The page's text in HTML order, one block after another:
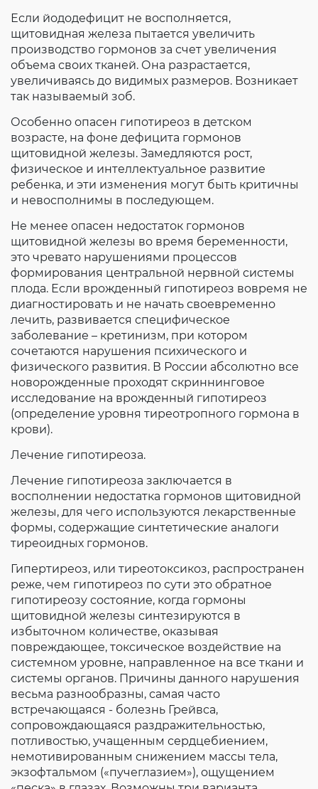
Если йододефицит не восполняется,
щитовидная железа пытается увеличить
производство гормонов за счет увеличения
объема своих тканей. Она разрастается,
увеличиваясь до видимых размеров. Возникает
так называемый зоб.
Особенно опасен гипотиреоз в детском
возрасте, на фоне дефицита гормонов
щитовидной железы. Замедляются рост,
физическое и интеллектуальное развитие
ребенка, и эти изменения могут быть критичны
и невосполнимы в последующем.
Не менее опасен недостаток гормонов
щитовидной железы во время беременности,
это чревато нарушениями процессов
формирования центральной нервной системы
плода. Если врожденный гипотиреоз вовремя не
диагностировать и не начать своевременно
лечить, развивается специфическое
заболевание – кретинизм, при котором
сочетаются нарушения психического и
физического развития. В России абсолютно все
новорожденные проходят скриннинговое
исследование на врожденный гипотиреоз
(определение уровня тиреотропного гормона в
крови).
Лечение гипотиреоза.
Лечение гипотиреоза заключается в
восполнении недостатка гормонов щитовидной
железы, для чего используются лекарственные
формы, содержащие синтетические аналоги
тиреоидных гормонов.
Гипертиреоз, или тиреотоксикоз, распространен
реже, чем гипотиреоз по сути это обратное
гипотиреозу состояние, когда гормоны
щитовидной железы синтезируются в
избыточном количестве, оказывая
повреждающее, токсическое воздействие на
системном уровне, направленное на все ткани и
системы органов. Причины данного нарушения
весьма разнообразны, самая часто
встречающаяся - болезнь Грейвса,
сопровождающаяся раздражительностью,
потливостью, учащенным сердцебиением,
немотивированным снижением массы тела,
экзофтальмом («пучеглазием»), ощущением